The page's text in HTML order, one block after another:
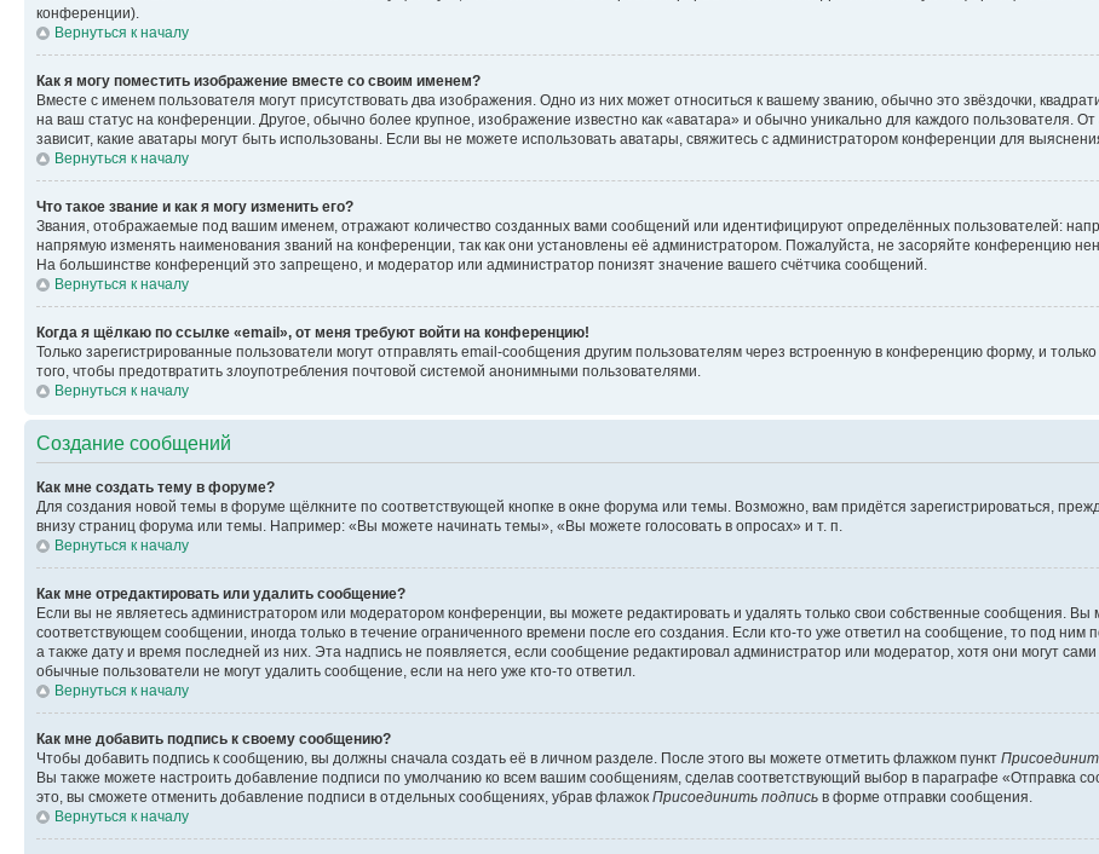
конференции).
Вернуться к началу
Как я могу поместить изображение вместе со своим именем?
Вместе с именем пользователя могут присутствовать два изображения. Одно из них может относиться к вашему званию, обычно это звёздочки,
на ваш статус на конференции. Другое, обычно более крупное, изображение известно как «аватара» и обычно уникально для каждого пользователя.
зависит, какие аватары могут быть использованы. Если вы не можете использовать аватары, свяжитесь с администратором конференции для
Вернуться к началу
Что такое звание и как я могу изменить его?
Звания, отображаемые под вашим именем, отражают количество созданных вами сообщений или идентифицируют определённых пользователей:
напрямую изменять наименования званий на конференции, так как они установлены её администратором. Пожалуйста, не засоряйте конференцию
На большинстве конференций это запрещено, и модератор или администратор понизят значение вашего счётчика сообщений.
Вернуться к началу
Когда я щёлкаю по ссылке «email», от меня требуют войти на конференцию!
Только зарегистрированные пользователи могут отправлять email-сообщения другим пользователям через встроенную в конференцию форму, и
того, чтобы предотвратить злоупотребления почтовой системой анонимными пользователями.
Вернуться к началу
Создание сообщений
Как мне создать тему в форуме?
Для создания новой темы в форуме щёлкните по соответствующей кнопке в окне форума или темы. Возможно, вам придётся зарегистрироваться,
внизу страниц форума или темы. Например: «Вы можете начинать темы», «Вы можете голосовать в опросах» и т. п.
Вернуться к началу
Как мне отредактировать или удалить сообщение?
Если вы не являетесь администратором или модератором конференции, вы можете редактировать и удалять только свои собственные сообщения. Вы
соответствующем сообщении, иногда только в течение ограниченного времени после его создания. Если кто-то уже ответил на сообщение, то под ним
а также дату и время последней из них. Эта надпись не появляется, если сообщение редактировал администратор или модератор, хотя они могут
обычные пользователи не могут удалить сообщение, если на него уже кто-то ответил.
Вернуться к началу
Как мне добавить подпись к своему сообщению?
Чтобы добавить подпись к сообщению, вы должны сначала создать её в личном разделе. После этого вы можете отметить флажком пункт
Вы также можете настроить добавление подписи по умолчанию ко всем вашим сообщениям, сделав соответствующий выбор в параграфе «Отправка
это, вы сможете отменить добавление подписи в отдельных сообщениях, убрав флажок Присоединить подпись в форме отправки сообщения.
Вернуться к началу